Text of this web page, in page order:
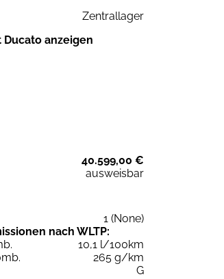
Zentrallager
Ducato anzeigen
40.599,00 €
ausweisbar
1 (None)
nach WLTP:
10,1 l/100km
265 g/km
G